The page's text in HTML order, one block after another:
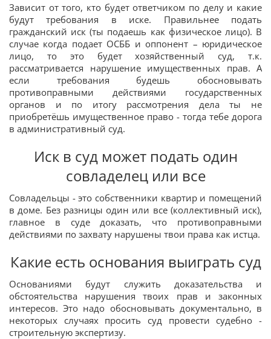
Зависит от того, кто будет ответчиком по делу и какие
будут требования в иске. Правильнее подать
гражданский иск (ты подаешь как физическое лицо). В
случае когда подает ОСББ и оппонент – юридическое
лицо, то это будет хозяйственный суд, т.к.
рассматривается нарушение имущественных прав. А
если требования будешь обосновывать
противоправными действиями государственных
органов и по итогу рассмотрения дела ты не
приобретёшь имущественное право - тогда тебе дорога
в административный суд.
Иск в суд может подать один
совладелец или все
Совладельцы - это собственники квартир и помещений
в доме. Без разницы один или все (коллективный иск),
главное в суде доказать, что противоправными
действиями по захвату нарушены твои права как истца.
Какие есть основания выиграть суд
Основаниями будут служить доказательства и
обстоятельства нарушения твоих прав и законных
интересов. Это надо обосновывать документально, в
некоторых случаях просить суд провести судебно -
строительную экспертизу.